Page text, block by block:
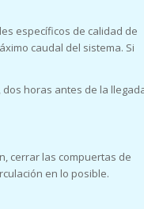
específicos de calidad de
caudal del sistema. Si
horas antes de la
cerrar las compuertas de
en lo posible.